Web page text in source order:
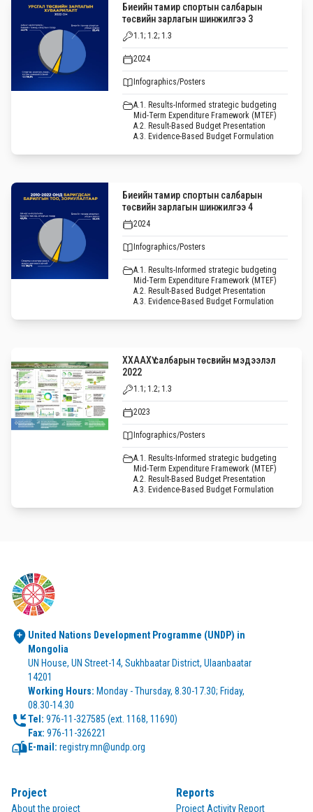
Биеийн тамир спортын салбарын
төсвийн зарлагын шинжилгээ 3
1.1; 1.2; 1.3
2024
Infographics/Posters
A.1. Results-Informed strategic budgeting
Mid-Term Expenditure Framework (MTEF)
A.2. Result-Based Budget Presentation
A.3. Evidence-Based Budget Formulation
Биеийн тамир спортын салбарын
төсвийн зарлагын шинжилгээ 4
2024
Infographics/Posters
A.1. Results-Informed strategic budgeting
Mid-Term Expenditure Framework (MTEF)
A.2. Result-Based Budget Presentation
A.3. Evidence-Based Budget Formulation
ХХААХҮ салбарын төсвийн мэдээлэл
2022
1.1; 1.2; 1.3
2023
Infographics/Posters
A.1. Results-Informed strategic budgeting
Mid-Term Expenditure Framework (MTEF)
A.2. Result-Based Budget Presentation
A.3. Evidence-Based Budget Formulation
United Nations Development Programme (UNDP) in
Mongolia
UN House, UN Street-14, Sukhbaatar District, Ulaanbaatar
14201
Working Hours: Monday - Thursday, 8.30-17.30; Friday,
08.30-14.30
Tel:
Fax: 976-11-326221
E-mail: registry.mn@undp.org
Project
About the project
Reports
Project Activity Report